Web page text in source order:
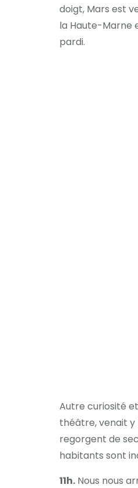
doigt, Mars est
la Haute-Marne
pardi.
Autre curiosité
théâtre, venait y
regorgent de
habitants sont
11h. Nous nous